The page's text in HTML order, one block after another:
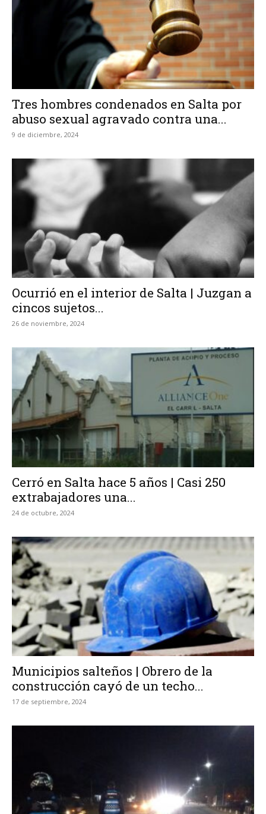
Tres hombres condenados en Salta por
abuso sexual agravado contra una...
9 de diciembre, 2024
Ocurrió en el interior de Salta | Juzgan a
cincos sujetos...
26 de noviembre, 2024
Cerró en Salta hace 5 años | Casi 250
extrabajadores una...
24 de octubre, 2024
Municipios salteños | Obrero de la
construcción cayó de un techo...
17 de septiembre, 2024